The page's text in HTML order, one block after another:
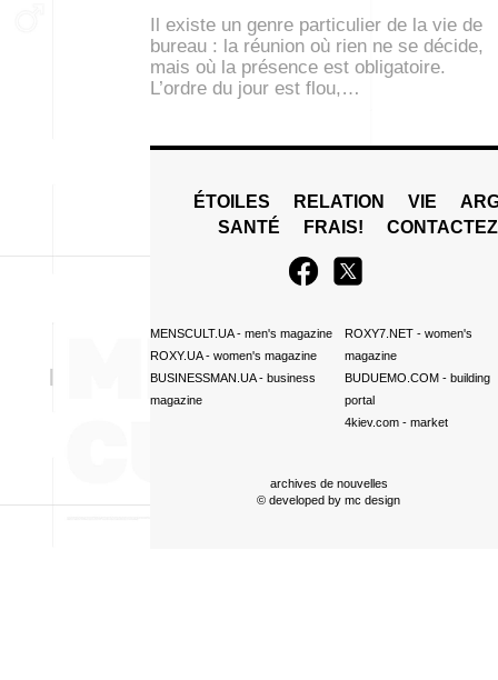
Il existe un genre particulier de la vie de
bureau : la réunion où rien ne se décide,
mais où la présence est obligatoire.
L’ordre du jour est flou,…
ÉTOILES RELATION VIE
SANTÉ
FRAIS!
MENSCULT.UA- men's magazine
ROXY.UA- women's magazine
BUSINESSMAN.UA- business
magazine
ROXY7.NET- women's
magazine
BUDUEMO.COM- building
portal
4kiev.com- market
archives de nouvelles
© developed by mc design